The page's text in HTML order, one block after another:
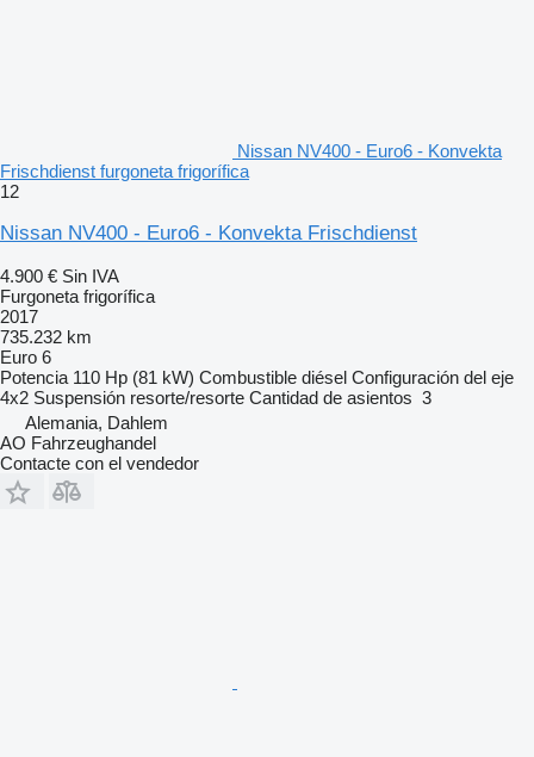
Nissan NV400 - Euro6 - Konvekta
Frischdienst furgoneta frigorífica
12
Nissan NV400 - Euro6 - Konvekta Frischdienst
4.900 € Sin IVA
Furgoneta frigorífica
2017
735.232 km
Euro 6
Potencia 110 Hp (81 kW) Combustible diésel Configuración del eje
4x2 Suspensión resorte/resorte Cantidad de asientos 3
Alemania, Dahlem
AO Fahrzeughandel
Contacte con el vendedor